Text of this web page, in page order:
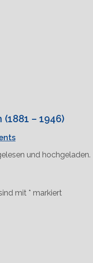
– 1946)
und hochgeladen.
mit * markiert